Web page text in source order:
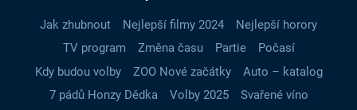
Jak zhubnout Nejlepší filmy 2024
Nejlepší horory
TV program
Změna času Partie
Počasí
Kdy budou volby
ZOO Nové začátky
Auto – katalog
7 pádů Honzy Dědka
Volby 2025
Svařené víno